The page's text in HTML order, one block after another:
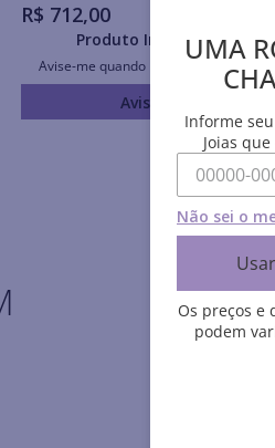
R$ 712,00
Produto Indisponível
Avise-me quando retornar ao estoque
Avise-me
UMA
Informe
Joias
Não sei o
Os preços e
podem